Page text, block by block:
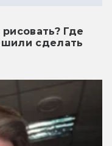
Где
сделать